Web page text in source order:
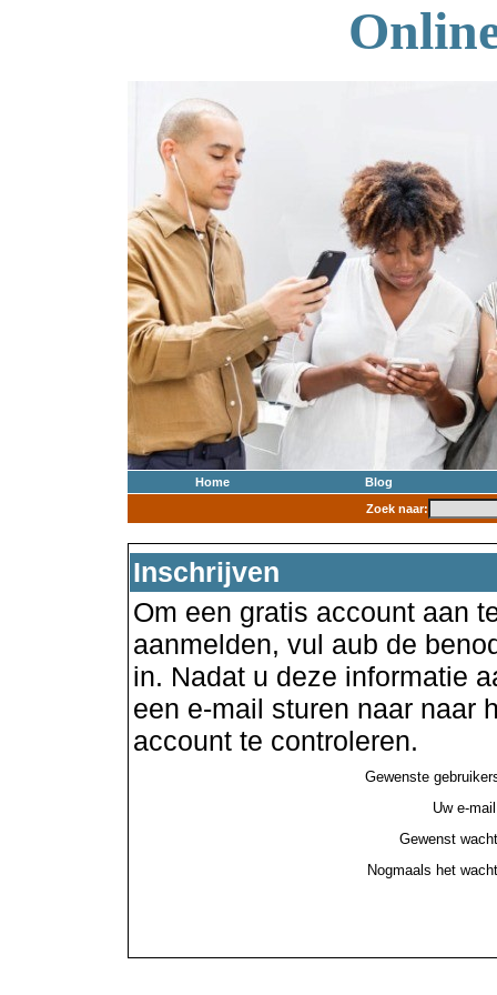
Home
Blog
Zoek naar:
Inschrijven
Om een gratis account aan
aanmelden, vul aub de
in. Nadat u deze informatie
een e-mail sturen naar naar
account te controleren.
Gewenste
Uw e-
Gewenst
Nogmaals het